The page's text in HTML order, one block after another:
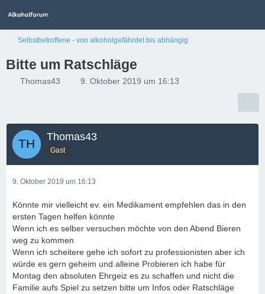
Selbstbetroffene - von alkoholgefährdet bis abhängig
Bitte um Ratschläge
Thomas43 9. Oktober 2019 um 16:13
Thomas43
Gast
9. Oktober 2019 um 16:13
Könnte mir vielleicht ev. ein Medikament empfehlen das in den
ersten Tagen helfen könnte
Wenn ich es selber versuchen möchte von den Abend Bieren
weg zu kommen
Wenn ich scheitere gehe ich sofort zu professionisten aber ich
würde es gern geheim und alleine Probieren ich habe für
Montag den absoluten Ehrgeiz es zu schaffen und nicht die
Familie aufs Spiel zu setzen bitte um Infos oder Ratschläge